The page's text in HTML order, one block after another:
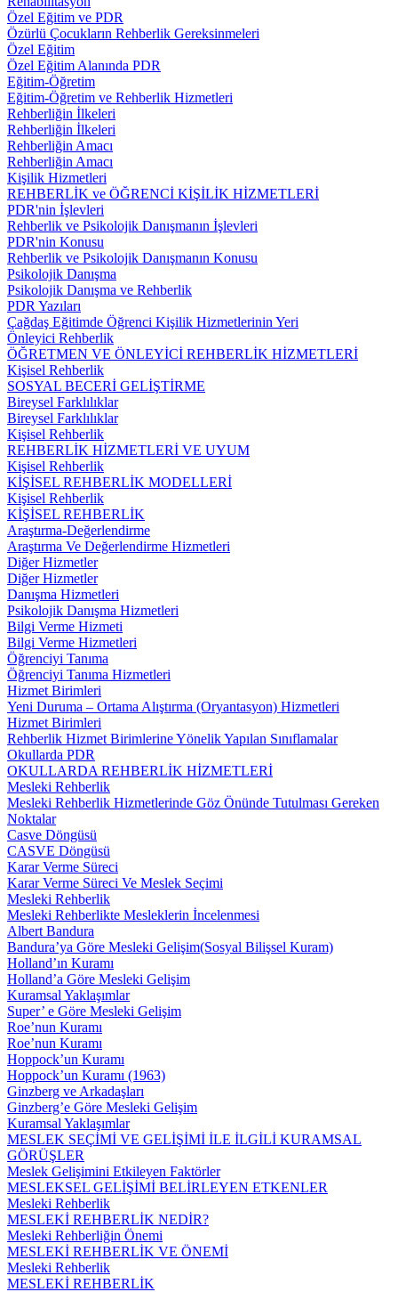
Özel Eğitim ve PDR
Özürlü Çocukların Rehberlik Gereksinmeleri
Özel Eğitim
Özel Eğitim Alanında PDR
Eğitim-Öğretim
Eğitim-Öğretim ve Rehberlik Hizmetleri
Rehberliğin İlkeleri
Rehberliğin İlkeleri
Rehberliğin Amacı
Rehberliğin Amacı
Kişilik Hizmetleri
REHBERLİK ve ÖĞRENCİ KİŞİLİK HİZMETLERİ
PDR'nin İşlevleri
Rehberlik ve Psikolojik Danışmanın İşlevleri
PDR'nin Konusu
Rehberlik ve Psikolojik Danışmanın Konusu
Psikolojik Danışma
Psikolojik Danışma ve Rehberlik
PDR Yazıları
Çağdaş Eğitimde Öğrenci Kişilik Hizmetlerinin Yeri
Önleyici Rehberlik
ÖĞRETMEN VE ÖNLEYİCİ REHBERLİK HİZMETLERİ
Kişisel Rehberlik
SOSYAL BECERİ GELİŞTİRME
Bireysel Farklılıklar
Bireysel Farklılıklar
Kişisel Rehberlik
REHBERLİK HİZMETLERİ VE UYUM
Kişisel Rehberlik
KİŞİSEL REHBERLİK MODELLERİ
Kişisel Rehberlik
KİŞİSEL REHBERLİK
Araştırma-Değerlendirme
Araştırma Ve Değerlendirme Hizmetleri
Diğer Hizmetler
Diğer Hizmetler
Danışma Hizmetleri
Psikolojik Danışma Hizmetleri
Bilgi Verme Hizmeti
Bilgi Verme Hizmetleri
Öğrenciyi Tanıma
Öğrenciyi Tanıma Hizmetleri
Hizmet Birimleri
Yeni Duruma – Ortama Alıştırma (Oryantasyon) Hizmetleri
Hizmet Birimleri
Rehberlik Hizmet Birimlerine Yönelik Yapılan Sınıflamalar
Okullarda PDR
OKULLARDA REHBERLİK HİZMETLERİ
Mesleki Rehberlik
Mesleki Rehberlik Hizmetlerinde Göz Önünde Tutulması Gereken
Noktalar
Casve Döngüsü
CASVE Döngüsü
Karar Verme Süreci
Karar Verme Süreci Ve Meslek Seçimi
Mesleki Rehberlik
Mesleki Rehberlikte Mesleklerin İncelenmesi
Albert Bandura
Bandura’ya Göre Mesleki Gelişim(Sosyal Bilişsel Kuram)
Holland’ın Kuramı
Holland’a Göre Mesleki Gelişim
Kuramsal Yaklaşımlar
Super’ e Göre Mesleki Gelişim
Roe’nun Kuramı
Roe’nun Kuramı
Hoppock’un Kuramı
Hoppock’un Kuramı (1963)
Ginzberg ve Arkadaşları
Ginzberg’e Göre Mesleki Gelişim
Kuramsal Yaklaşımlar
MESLEK SEÇİMİ VE GELİŞİMİ İLE İLGİLİ KURAMSAL
GÖRÜŞLER
Meslek Gelişimini Etkileyen Faktörler
MESLEKSEL GELİŞİMİ BELİRLEYEN ETKENLER
Mesleki Rehberlik
MESLEKİ REHBERLİK NEDİR?
Mesleki Rehberliğin Önemi
MESLEKİ REHBERLİK VE ÖNEMİ
Mesleki Rehberlik
MESLEKİ REHBERLİK